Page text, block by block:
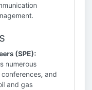
(SPE):
numerous
and
and gas